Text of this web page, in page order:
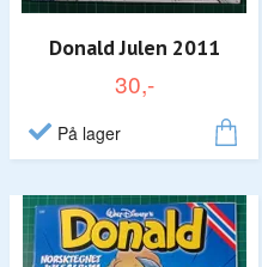
Donald Julen 2011
30,-
På lager